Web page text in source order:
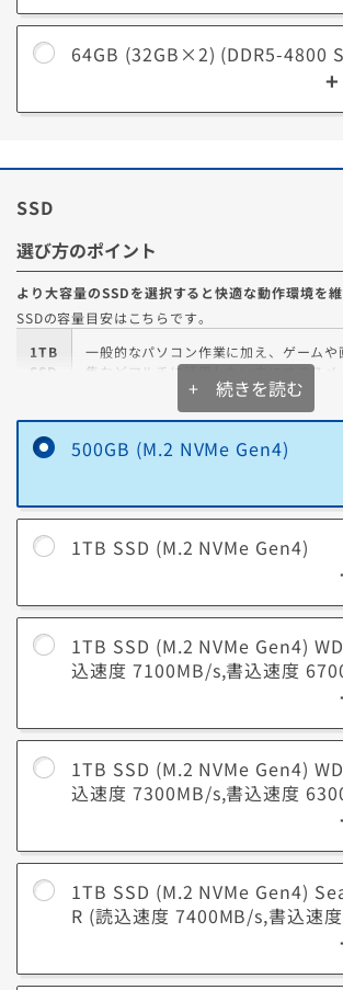
64GB (32GB×2) (DDR5-4800
SSD
選び方のポイント
より大容量のSSDを選択すると快適な動作環境を
SSDの容量目安はこちらです。
1TB
SSD
一般的なパソコン作業に加え、ゲーム
集などマルチに活用したい方にオススメ
2TB
SSD
ジャンルを問わず幅広くゲームをプレ
ティブ関連の大量のプロジェクトやメデ
オススメ
4TB
SSD
新作ゲームから旧作ゲームまで、容量
に遊びつくしたい方にオススメの容量で
約10年前の平均的なゲームサイズは10GB～20GB
ゲーム性の進化により、最近では約200GB近い容量
す。
環境の進化に合わせて、最適な容量のSSDを選び
データ容量についての参考情報はこちらです。
最新3D
ゲーム
最近のゲームタイトルでは1本あた
超える容量が必要です。
iPhone
で撮影
した動
フルHD動画(1080p HD/30fps)1分
動画(4K/60fps)1分あたり約400MB
動画編集作業（1ファイルあたり）
短編動画の編集（3～5分、フルHD
中編動画の編集（10～30分、フル
アニメーション制作（2Dまたは3D
+ 続きを読む
500GB (M.2 NVMe Gen4)
1TB SSD (M.2 NVMe Gen4)
1TB SSD (M.2 NVMe Gen4)
込速度 7100MB/s,書込速度
1TB SSD (M.2 NVMe Gen4)
込速度 7300MB/s,書込速度
1TB SSD (M.2 NVMe Gen4)
R (読込速度 7400MB/s,書込速